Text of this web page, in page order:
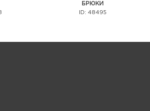
БРЮКИ
ID: 48495